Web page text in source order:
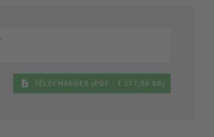
TÉLÉCHARGER (PDF - 1 277,08 KB)